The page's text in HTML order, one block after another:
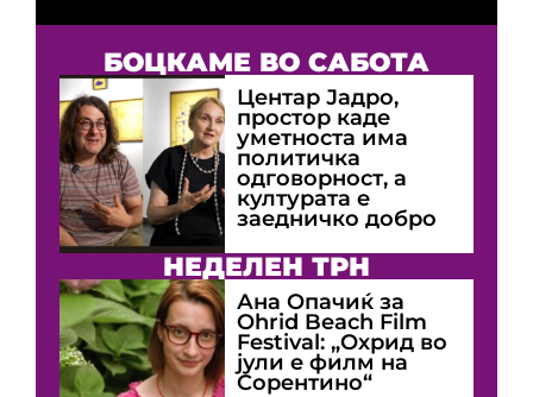
БОЦКАМЕ ВО САБОТА
Центар Јадро,
простор каде
уметноста има
политичка
одговорност, а
културата е
заедничко добро
НЕДЕЛЕН ТРН
Ана Опачиќ за
Оhrid Beach Film
Festival: „Охрид во
јули е филм на
Сорентино“